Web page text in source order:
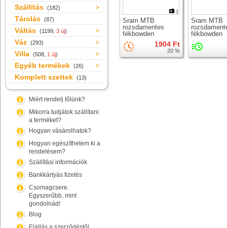
Szállítás (182)
Tárolás (87)
Váltás (1199, 3 új)
Váz (293)
Villa (508, 1 új)
Egyéb termékek (26)
Komplett szettek (13)
Miért rendelj tőlünk?
Mikorra tudjátok szállítani
a terméket?
Hogyan vásárolhatok?
Hogyan egészíthetem ki a
rendelésem?
Szállítási információk
Bankkártyás fizetés
Csomagcsere.
Egyszerűbb, mint
gondolnád!
Blog
1
Sram MTB
rozsdamentes
fékbowden
1904 Ft
20 %
Sram MTB
fékbowden